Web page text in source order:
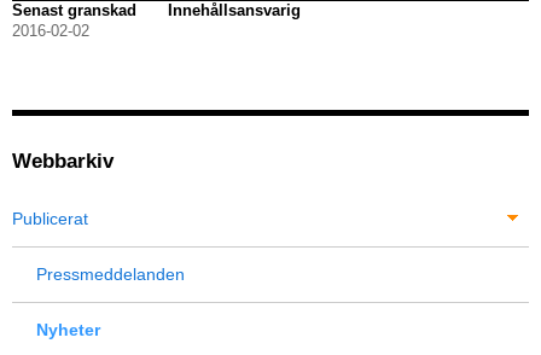
Senast granskad
2016-02-02
Innehållsansvarig
Webbarkiv
Publicerat
Pressmeddelanden
Nyheter